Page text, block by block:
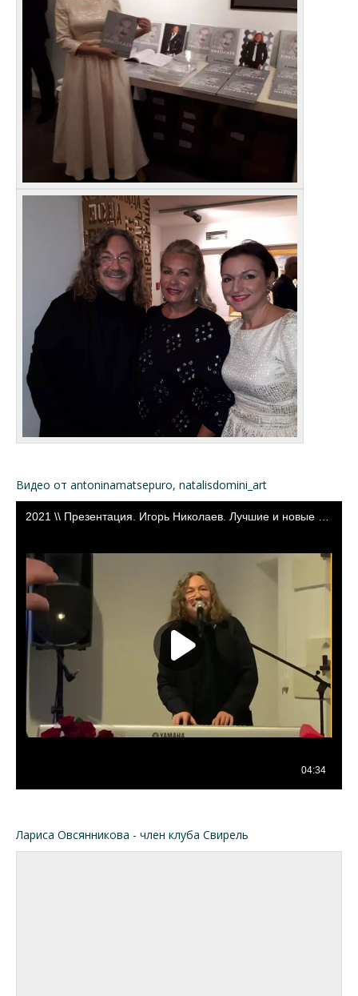
Видео от antoninamatsepuro, natalisdomini_art
Лариса Овсянникова - член клуба Свирель